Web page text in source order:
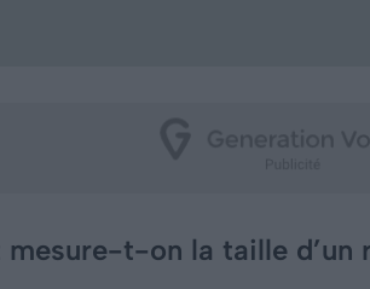
mesure-t-on la taille d’un